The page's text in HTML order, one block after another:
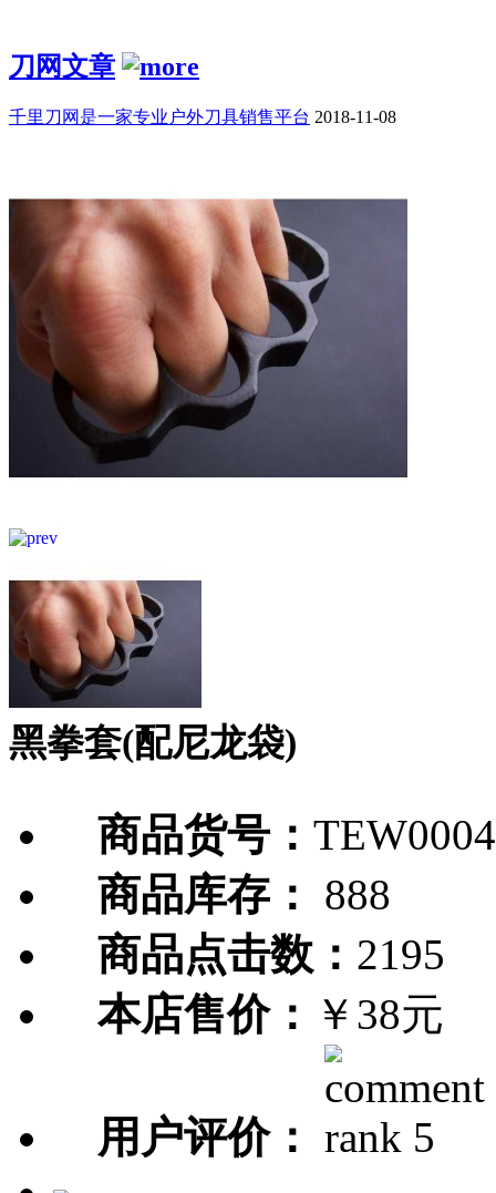
刀网文章
千里刀网是一家专业户外刀具销售平台 2018-11-08
黑拳套(配尼龙袋)
商品货号：
商品库存：
888
商品点击数： 2195
本店售价： ￥38元
用户评价：